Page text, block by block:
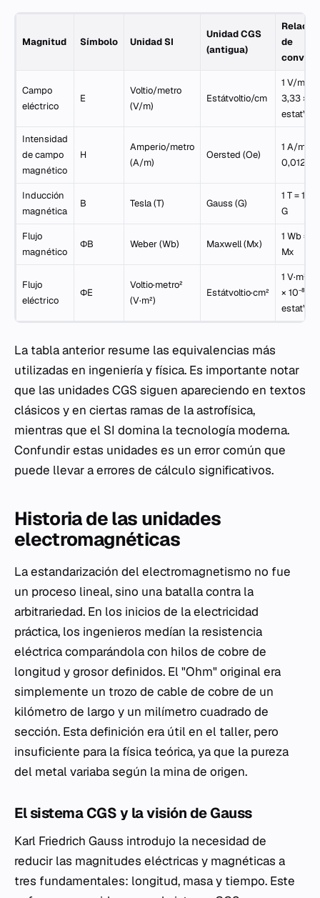
Magnitud Símbolo Unidad SI
Unidad CGS
(antigua)
de
Campo
eléctrico
E
Voltio/metro
(V/m)
Estátvoltio/cm
1 V/m ≈
3,33 ×
estatV/
Intensidad
de campo
magnético
H
Amperio/metro
(A/m)
Oersted (Oe)
1 A/m ≈
0,0126
Inducción
magnética
B Tesla (T) Gauss (G)
1 T =
G
Flujo
magnético
ΦB Weber (Wb) Maxwell (Mx)
1 Wb =
Mx
Flujo
eléctrico
ΦE
Voltio·metro²
(V·m²)
Estátvoltio·cm²
1 V·m² ≈
× 10⁻⁸
La tabla anterior resume las equivalencias más
utilizadas en ingeniería y física. Es importante notar
que las unidades CGS siguen apareciendo en textos
clásicos y en ciertas ramas de la astrofísica,
mientras que el SI domina la tecnología moderna.
Confundir estas unidades es un error común que
puede llevar a errores de cálculo significativos.
Historia de las unidades
electromagnéticas
La estandarización del electromagnetismo no fue
un proceso lineal, sino una batalla contra la
arbitrariedad. En los inicios de la electricidad
práctica, los ingenieros medían la resistencia
eléctrica comparándola con hilos de cobre de
longitud y grosor definidos. El "Ohm" original era
simplemente un trozo de cable de cobre de un
kilómetro de largo y un milímetro cuadrado de
sección. Esta definición era útil en el taller, pero
insuficiente para la física teórica, ya que la pureza
del metal variaba según la mina de origen.
El sistema CGS y la visión de Gauss
Karl Friedrich Gauss introdujo la necesidad de
reducir las magnitudes eléctricas y magnéticas a
tres fundamentales: longitud, masa y tiempo. Este